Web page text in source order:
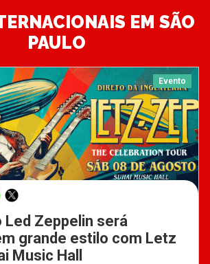
EM SÃO
PAULO
Evento
Led Zeppelin será
grande estilo com Letz
Music Hall